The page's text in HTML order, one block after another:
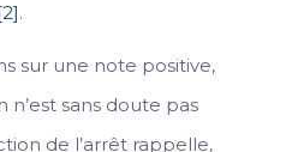
.
sur une note positive,
n’est sans doute pas
de l’arrêt rappelle,